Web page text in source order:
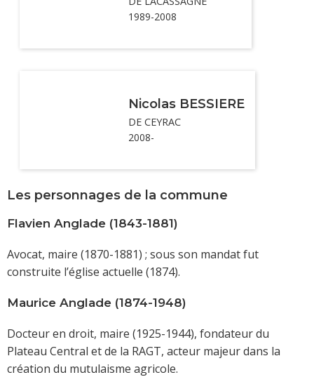
1989-2008
Nicolas BESSIERE
DE CEYRAC
2008-
Les personnages de la commune
Flavien Anglade (1843-1881)
Avocat, maire (1870-1881) ; sous son mandat fut
construite l’église actuelle (1874).
Maurice Anglade (1874-1948)
Docteur en droit, maire (1925-1944), fondateur du
Plateau Central et de la RAGT, acteur majeur dans la
création du mutulaisme agricole.